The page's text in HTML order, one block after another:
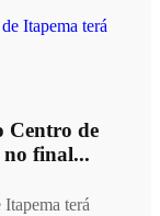
Centro de
final...
terá